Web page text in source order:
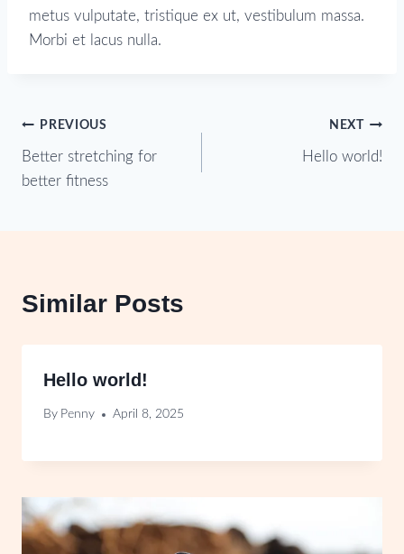
metus vulputate, tristique ex ut, vestibulum massa.
Morbi et lacus nulla.
Post
navigation
PREVIOUS
Better stretching for
better fitness
NEXT
Hello world!
Similar Posts
Hello world!
By Penny April 8, 2025